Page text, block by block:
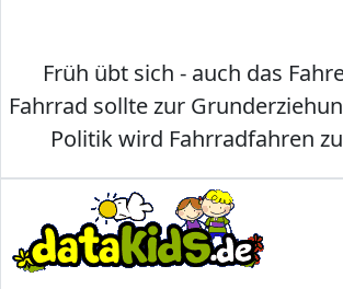
Früh übt sich - auch das
Fahrrad sollte zur
Politik wird Fahrradfahren